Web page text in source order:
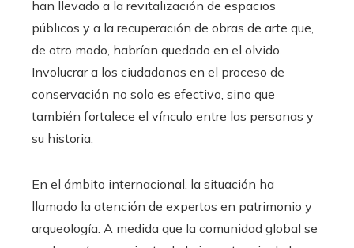
han llevado a la revitalización de espacios
públicos y a la recuperación de obras de arte que,
de otro modo, habrían quedado en el olvido.
Involucrar a los ciudadanos en el proceso de
conservación no solo es efectivo, sino que
también fortalece el vínculo entre las personas y
su historia.
En el ámbito internacional, la situación ha
llamado la atención de expertos en patrimonio y
arqueología. A medida que la comunidad global se